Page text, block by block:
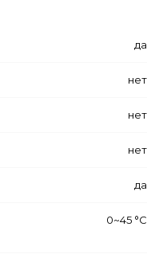
да
нет
нет
нет
да
0~45 °C